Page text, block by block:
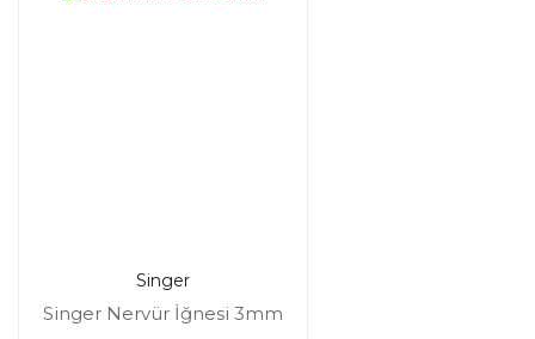
Singer
Singer Nervür İğnesi 3mm